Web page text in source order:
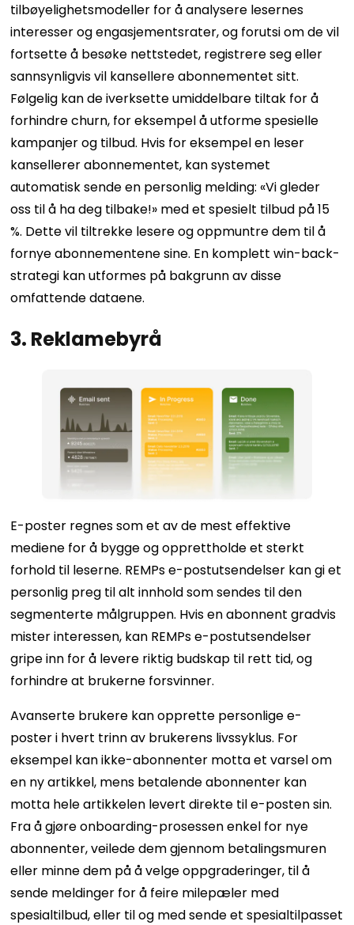
tilbøyelighetsmodeller for å analysere lesernes
interesser og engasjementsrater, og forutsi om de vil
fortsette å besøke nettstedet, registrere seg eller
sannsynligvis vil kansellere abonnementet sitt.
Følgelig kan de iverksette umiddelbare tiltak for å
forhindre churn, for eksempel å utforme spesielle
kampanjer og tilbud. Hvis for eksempel en leser
kansellerer abonnementet, kan systemet
automatisk sende en personlig melding: «Vi gleder
oss til å ha deg tilbake!» med et spesielt tilbud på 15
%. Dette vil tiltrekke lesere og oppmuntre dem til å
fornye abonnementene sine. En komplett win-back-
strategi kan utformes på bakgrunn av disse
omfattende dataene.
3. Reklamebyrå
E-poster regnes som et av de mest effektive
mediene for å bygge og opprettholde et sterkt
forhold til leserne. REMPs e-postutsendelser kan gi et
personlig preg til alt innhold som sendes til den
segmenterte målgruppen. Hvis en abonnent gradvis
mister interessen, kan REMPs e-postutsendelser
gripe inn for å levere riktig budskap til rett tid, og
forhindre at brukerne forsvinner.
Avanserte brukere kan opprette personlige e-
poster i hvert trinn av brukerens livssyklus. For
eksempel kan ikke-abonnenter motta et varsel om
en ny artikkel, mens betalende abonnenter kan
motta hele artikkelen levert direkte til e-posten sin.
Fra å gjøre onboarding-prosessen enkel for nye
abonnenter, veilede dem gjennom betalingsmuren
eller minne dem på å velge oppgraderinger, til å
sende meldinger for å feire milepæler med
spesialtilbud, eller til og med sende et spesialtilpasset